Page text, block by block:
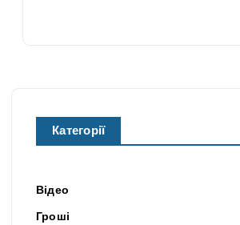
Категорії
Відео
Гроші